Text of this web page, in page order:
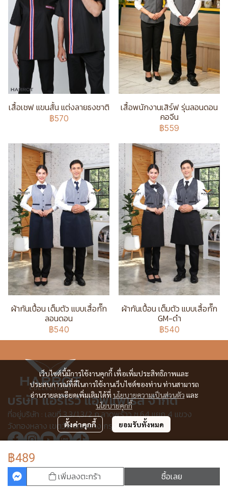
เสื้อเชฟ แขนสั้น แต่งลายธงชาติ
฿570
เสื้อพนักงานเสิร์ฟ รุ่นลอนดอน
คอจีน
฿559
ผ้ากันเปื้อน เต็มตัว แบบเสื้อกั๊ก
ลอนดอน
฿540
ผ้ากันเปื้อน เต็มตัว แบบเสื้อกั๊ก
GM-ดำ
฿540
฿489
เพิ่มลงตะกร้า ซื้อเลย
เว็บไซต์นี้มีการใช้งานคุกกี้ เพื่อเพิ่มประสิทธิภาพและ
ประสบการณ์ที่ดีในการใช้งานเว็บไซต์ของท่าน ท่านสามารถ
อ่านรายละเอียดเพิ่มเติมได้ที่ นโยบายความเป็นส่วนตัว และ
นโยบายคุกกี้
ตั้งค่าคุกกี้ ยอมรับทั้งหมด
บริษัท แอร์โรว์ แอพแพเรล จำกัด
ที่อยู่บริษัท : เลขที่ 3,3/1,3/2 ก.ลาดพร้าว ซ.64 แยก 4 แขวง
วังทองหลาง เขตวังทองหลาง กรุงเทพฯ 10310
© Copyright 2025 All Rights Reserved.
ผู้เข้าชมวันนี้1,827